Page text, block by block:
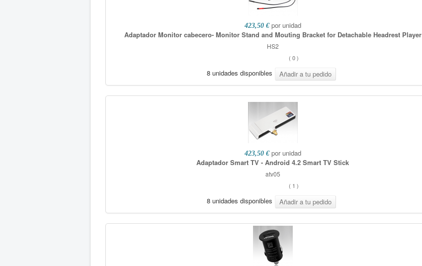
423,50 € por unidad
Adaptador Monitor cabecero- Monitor Stand and Mouting Bracket for Detachable Headrest Player
HS2
( 0)
8 unidades disponibles
423,50 € por unidad
Adaptador Smart TV - Android 4.2 Smart TV Stick
atv05
( 1 )
8 unidades disponibles